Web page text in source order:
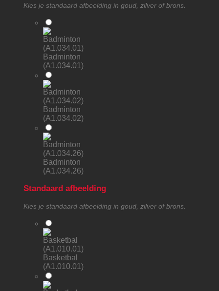
Kies je standaard afbeelding in goud, zilver of brons.
Badminton
(A1.034.01)
Badminton
(A1.034.02)
Badminton
(A1.034.26)
Standaard afbeelding
Kies je standaard afbeelding in goud, zilver of brons.
Basketbal
(A1.010.01)